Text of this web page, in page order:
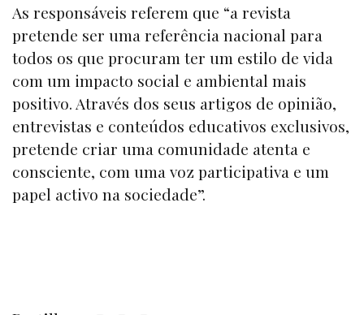
As responsáveis referem que “a revista
pretende ser uma referência nacional para
todos os que procuram ter um estilo de vida
com um impacto social e ambiental mais
positivo. Através dos seus artigos de opinião,
entrevistas e conteúdos educativos exclusivos,
pretende criar uma comunidade atenta e
consciente, com uma voz participativa e um
papel activo na sociedade”.